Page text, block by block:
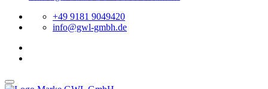
+49 9181 9049420
info@gwl-gmbh.de